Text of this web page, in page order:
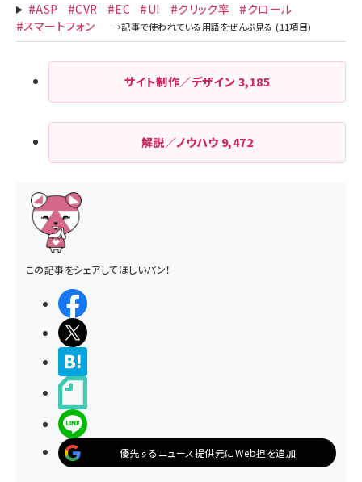
#ASP #CVR #EC #UI #クリック率
#クロール
#スマートフォン
サイト制作／デザイン 3,185
解説／ノウハウ 9,472
この記事をシェアしてほしいパン！
優先するニュース提供元にWeb担を追加